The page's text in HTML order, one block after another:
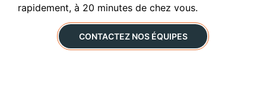
rapidement, à 20 minutes de chez vous.
CONTACTEZ NOS ÉQUIPES